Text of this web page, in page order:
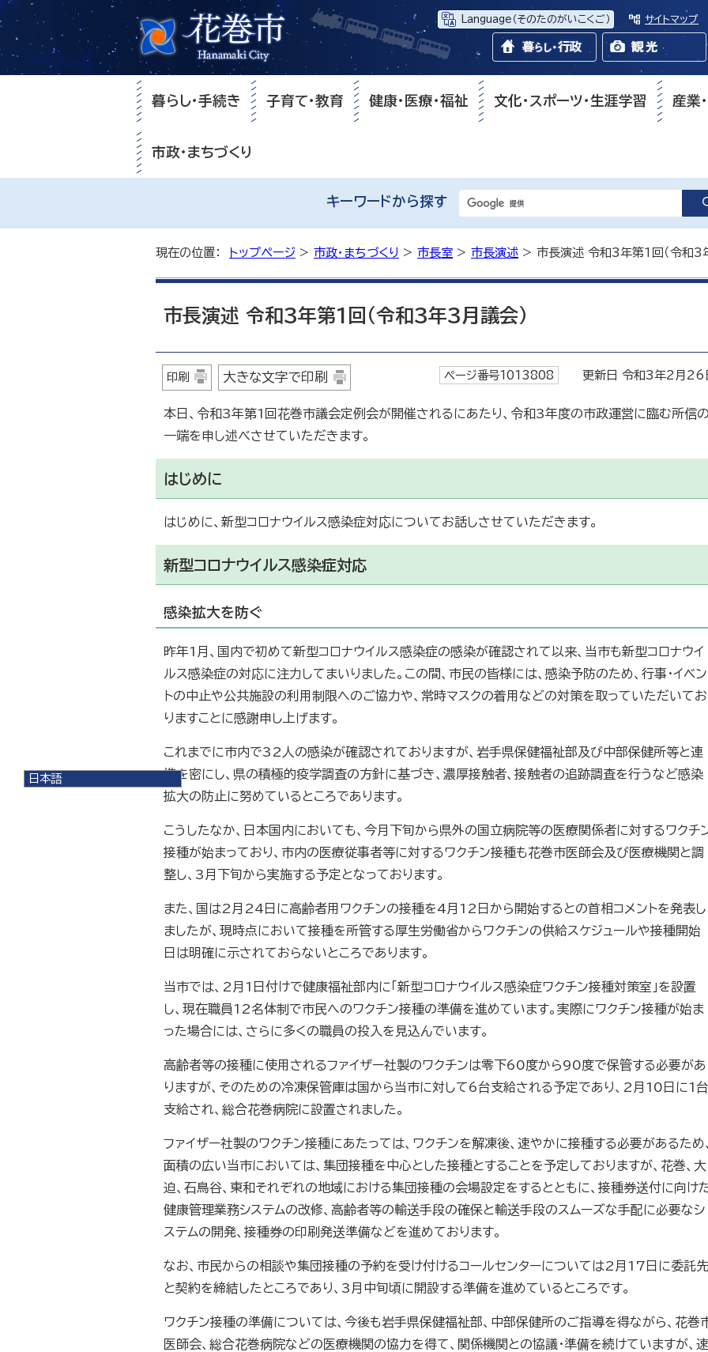
Language （そのたのがいこくご） サイトマップ
日本語
暮らし・手続き 子育て・教育 健康・医療・福祉 文化・スポーツ・生涯学習 産業
市政・まちづくり
キーワードから探す
現在の位置： トップページ > 市政・まちづくり > 市長室 > 市長演述 > 市長演述 令和3年第1回（令和3
市長演述 令和3年第1回（令和3年3月議会）
印刷 大きな文字で印刷 ページ番号1013808 更新日 令和3年2月26
本日、令和3年第1回花巻市議会定例会が開催されるにあたり、令和3年度の市政運営に臨む所信の
一端を申し述べさせていただきます。
はじめに
はじめに、新型コロナウイルス感染症対応についてお話しさせていただきます。
新型コロナウイルス感染症対応
感染拡大を防ぐ
昨年1月、国内で初めて新型コロナウイルス感染症の感染が確認されて以来、当市も新型コロナウイ
ルス感染症の対応に注力してまいりました。この間、市民の皆様には、感染予防のため、行事・イベン
トの中止や公共施設の利用制限へのご協力や、常時マスクの着用などの対策を取っていただいてお
りますことに感謝申し上げます。
これまでに市内で32人の感染が確認されておりますが、岩手県保健福祉部及び中部保健所等と連
携を密にし、県の積極的疫学調査の方針に基づき、濃厚接触者、接触者の追跡調査を行うなど感染
拡大の防止に努めているところであります。
こうしたなか、日本国内においても、今月下旬から県外の国立病院等の医療関係者に対するワクチ
接種が始まっており、市内の医療従事者等に対するワクチン接種も花巻市医師会及び医療機関と調
整し、3月下旬から実施する予定となっております。
また、国は2月24日に高齢者用ワクチンの接種を4月12日から開始するとの首相コメントを発表し
ましたが、現時点において接種を所管する厚生労働省からワクチンの供給スケジュールや接種開始
日は明確に示されておらないところであります。
当市では、2月1日付けで健康福祉部内に「新型コロナウイルス感染症ワクチン接種対策室」を設置
し、現在職員12名体制で市民へのワクチン接種の準備を進めています。実際にワクチン接種が始ま
った場合には、さらに多くの職員の投入を見込んでいます。
高齢者等の接種に使用されるファイザー社製のワクチンは零下60度から90度で保管する必要があ
りますが、そのための冷凍保管庫は国から当市に対して6台支給される予定であり、2月10日に1台
支給され、総合花巻病院に設置されました。
ファイザー社製のワクチン接種にあたっては、ワクチンを解凍後、速やかに接種する必要があるため、
面積の広い当市においては、集団接種を中心とした接種とすることを予定しておりますが、花巻、大
迫、石鳥谷、東和それぞれの地域における集団接種の会場設定をするとともに、接種券送付に向け
健康管理業務システムの改修、高齢者等の輸送手段の確保と輸送手段のスムーズな手配に必要なシ
ステムの開発、接種券の印刷発送準備などを進めております。
なお、市民からの相談や集団接種の予約を受け付けるコールセンターについては2月17日に委託先
と契約を締結したところであり、3月中旬頃に開設する準備を進めているところです。
ワクチン接種の準備については、今後も岩手県保健福祉部、中部保健所のご指導を得ながら、花巻
医師会、総合花巻病院などの医療機関の協力を得て、関係機関との協議・準備を続けていますが、速